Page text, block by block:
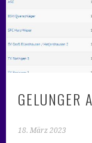
GELUNGER
18. März 2023